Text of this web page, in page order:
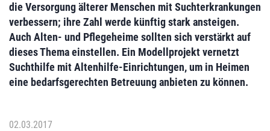
die Versorgung älterer Menschen mit Suchterkrankungen
verbessern; ihre Zahl werde künftig stark ansteigen.
Auch Alten- und Pflegeheime sollten sich verstärkt auf
dieses Thema einstellen. Ein Modellprojektvernetzt
Suchthilfe mit Altenhilfe-Einrichtungen, um in Heimen
eine bedarfsgerechten Betreuunganbieten zu können.
02.03.2017